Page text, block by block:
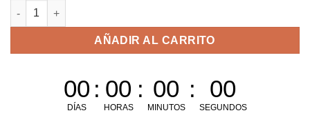
CASA MOVIL WAIKIKI 3 DORMITORIOS (8,8 X 4 M) cantidad
AÑADIR AL CARRITO
00
DÍAS
: 00
HORAS
: 00
MINUTOS
: 00
SEGUNDOS